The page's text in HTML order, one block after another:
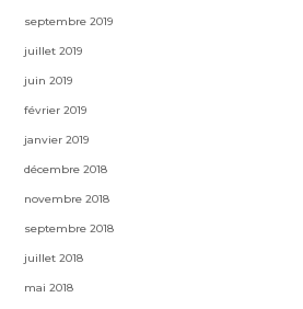
septembre 2019
juillet 2019
juin 2019
février 2019
janvier 2019
décembre 2018
novembre 2018
septembre 2018
juillet 2018
mai 2018